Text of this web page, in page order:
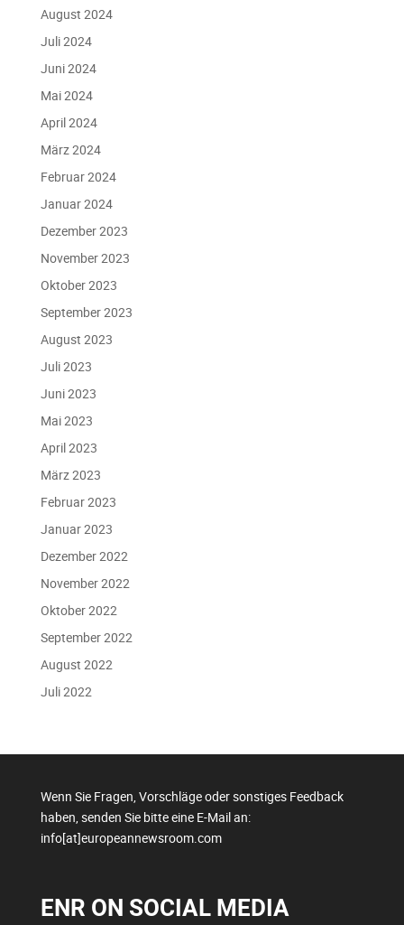
August 2024
Juli 2024
Juni 2024
Mai 2024
April 2024
März 2024
Februar 2024
Januar 2024
Dezember 2023
November 2023
Oktober 2023
September 2023
August 2023
Juli 2023
Juni 2023
Mai 2023
April 2023
März 2023
Februar 2023
Januar 2023
Dezember 2022
November 2022
Oktober 2022
September 2022
August 2022
Juli 2022
Wenn Sie Fragen, Vorschläge oder sonstiges Feedback
haben, senden Sie bitte eine E-Mail an:
info[at]europeannewsroom.com
ENR ON SOCIAL MEDIA